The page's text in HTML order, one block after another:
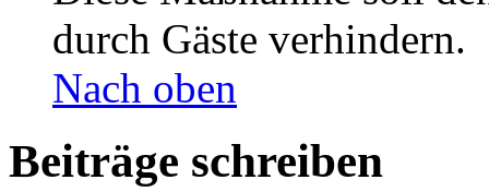
durch Gäste verhindern.
Nach oben
Beiträge schreiben